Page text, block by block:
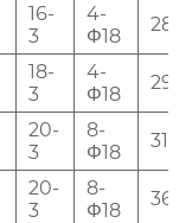
16-
3
4-
Φ18
285
18-
3
4-
Φ18
298
20-
3
8-
Φ18
315
20-
3
8-
Φ18
365